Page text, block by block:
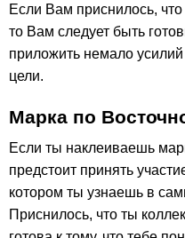
Если Вам приснилось,
то Вам следует быть
приложить немало
цели.
Марка по
Если ты наклеиваешь
предстоит принять
котором ты узнаешь в
Приснилось, что ты